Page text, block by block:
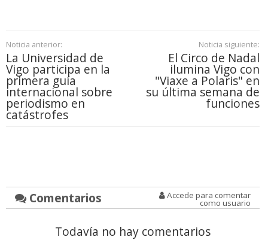
Noticia anterior:
La Universidad de
Vigo participa en la
primera guía
internacional sobre
periodismo en
catástrofes
Noticia siguiente:
El Circo de Nadal
ilumina Vigo con
"Viaxe a Polaris" en
su última semana de
funciones
Comentarios Accede para comentar
como usuario
Todavía no hay comentarios